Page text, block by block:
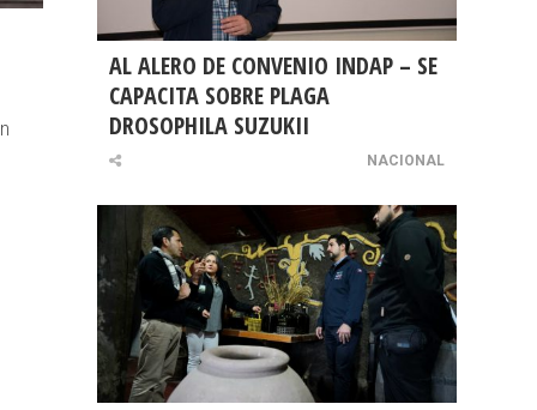
AL ALERO DE CONVENIO INDAP – SE
CAPACITA SOBRE PLAGA
DROSOPHILA SUZUKII
NACIONAL